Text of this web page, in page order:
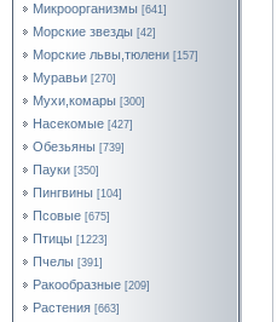
Микроорганизмы [641]
Морские звезды [42]
Морские львы,тюлени [157]
Муравьи [270]
Мухи,комары [300]
Насекомые [427]
Обезьяны [739]
Пауки [350]
Пингвины [104]
Псовые [675]
Птицы [1223]
Пчелы [391]
Ракообразные [209]
Растения [663]